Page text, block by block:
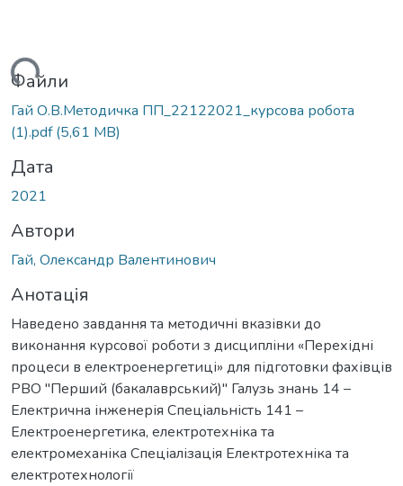
Файли
Гай О.В.Методичка ПП_22122021_курсова робота
(1).pdf(5,61 MB)
Дата
2021
Автори
Гай, Олександр Валентинович
Анотація
Наведено завдання та методичні вказівки до
виконання курсової роботи з дисципліни «Перехідні
процеси в електроенергетиці» для підготовки фахівців
РВО "Перший (бакалаврський)" Галузь знань 14 –
Електрична інженерія Спеціальність 141 –
Електроенергетика, електротехніка та
електромеханіка Спеціалізація Електротехніка та
електротехнології